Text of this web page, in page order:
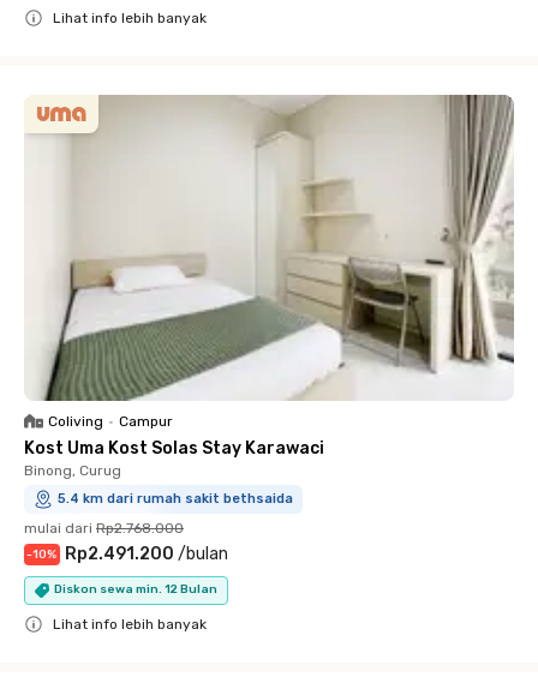
Lihat info lebih banyak
Coliving • Campur
Kost Uma Kost Solas Stay Karawaci
Binong, Curug
5.4 km dari rumah sakit bethsaida
mulai dari Rp2.768.000
-10% Rp2.491.200 /bulan
Diskon sewa min. 12 Bulan
Lihat info lebih banyak